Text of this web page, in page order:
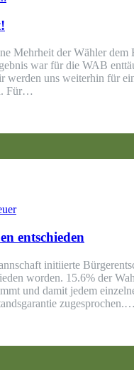
Mehrheit der Wähler dem
war für die WAB
werden uns weiterhin für
Für…
entschieden
initiierte
worden. 15.6% der
und damit jedem
zugesprochen.…